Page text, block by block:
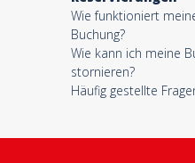
Wie funktioniert
Buchung?
Wie kann ich meine
stornieren?
Häufig gestellte